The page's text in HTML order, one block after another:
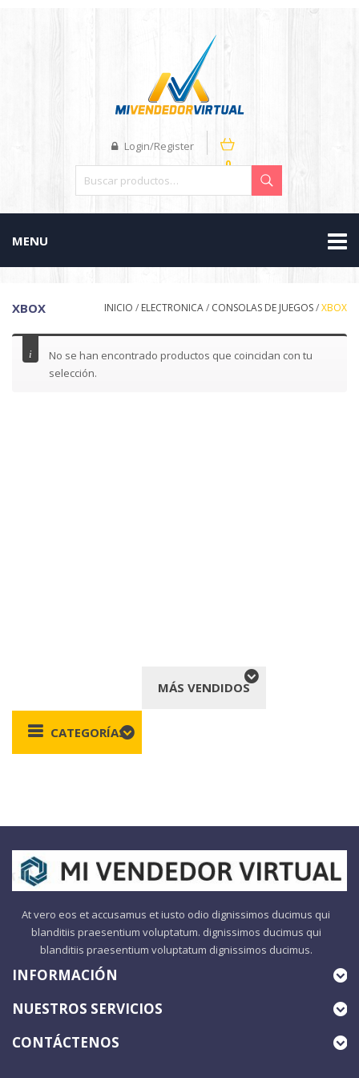
0
Login/Register
MENU
XBOX INICIO / ELECTRONICA/ CONSOLAS DE JUEGOS/XBOX
No se han encontrado productos que coincidan con tu
selección.
CATEGORÍAS
MÁS VENDIDOS
At vero eos et accusamus et iusto odio dignissimos ducimus qui
blanditiis praesentium voluptatum. dignissimos ducimus qui
blanditiis praesentium voluptatum dignissimos ducimus.
INFORMACIÓN
NUESTROS SERVICIOS
CONTÁCTENOS